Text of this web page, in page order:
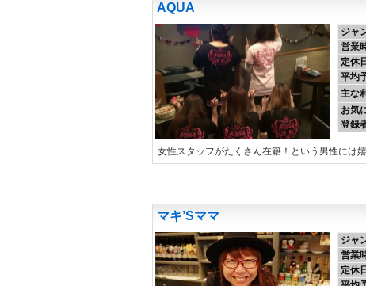
AQUA
ジャ
営業
定休日
平均
主な
お気
登録
女性スタッフがたくさん在籍！という男性には
マキ’Sママ
ジャ
営業
定休日